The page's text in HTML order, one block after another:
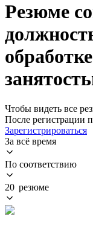
Резюме
Чтобы видеть все
После регистрации
Зарегистрироваться
За всё время
По соответствию
20 резюме